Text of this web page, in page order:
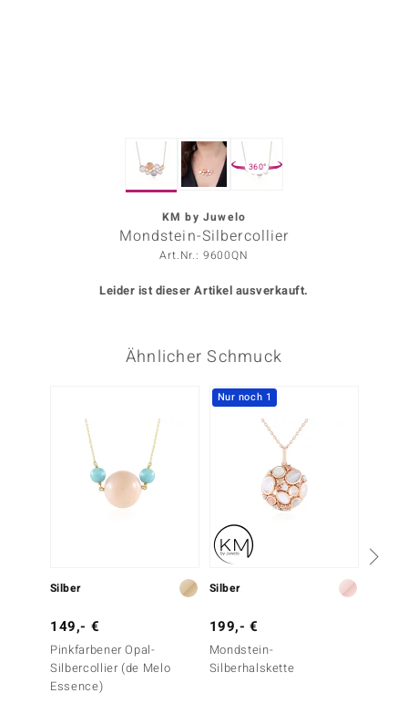
BY DE MELO
Collection
360°
KM by Juwelo
Mondstein-Silbercollier
Art.Nr.: 9600QN
Leider ist dieser Artikel ausverkauft.
Ähnlicher Schmuck
Silber
149,- €
Pinkfarbener Opal-
Silbercollier (de Melo
Essence)
Nur noch 1
Silber
199,- €
Mondstein-
Silberhalskette